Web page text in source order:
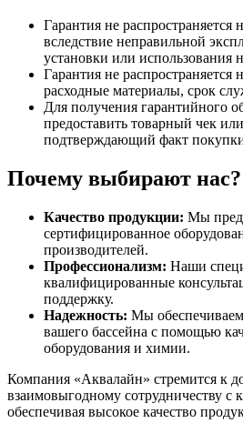
Гарантия не
вследствие неправильной
установки или использования
Гарантия не распространяется
расходные материалы, срок
Для получения гарантийного
предоставить товарный чек
подтверждающий факт
Почему выбирают нас?
Качество продукции: Мы
сертифицированное
производителей.
Профессионализм: Наши
квалифицированные
поддержку.
Надежность: Мы
вашего бассейна с помощью
оборудования и химии.
Компания «Аквалайн» стремится к
взаимовыгодному сотрудничеству с
обеспечивая высокое качество